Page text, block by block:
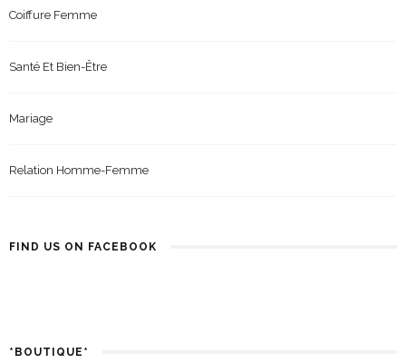
Coiffure Femme
Santé Et Bien-Être
Mariage
Relation Homme-Femme
FIND US ON FACEBOOK
*BOUTIQUE*